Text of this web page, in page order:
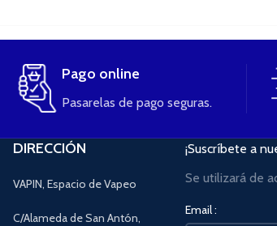
Pago online
Pasarelas de pago seguras.
DIRECCIÓN
VAPIN, Espacio de Vapeo
C/Alameda de San Antón,
¡Suscríbete a
Se utilizará de
Email :